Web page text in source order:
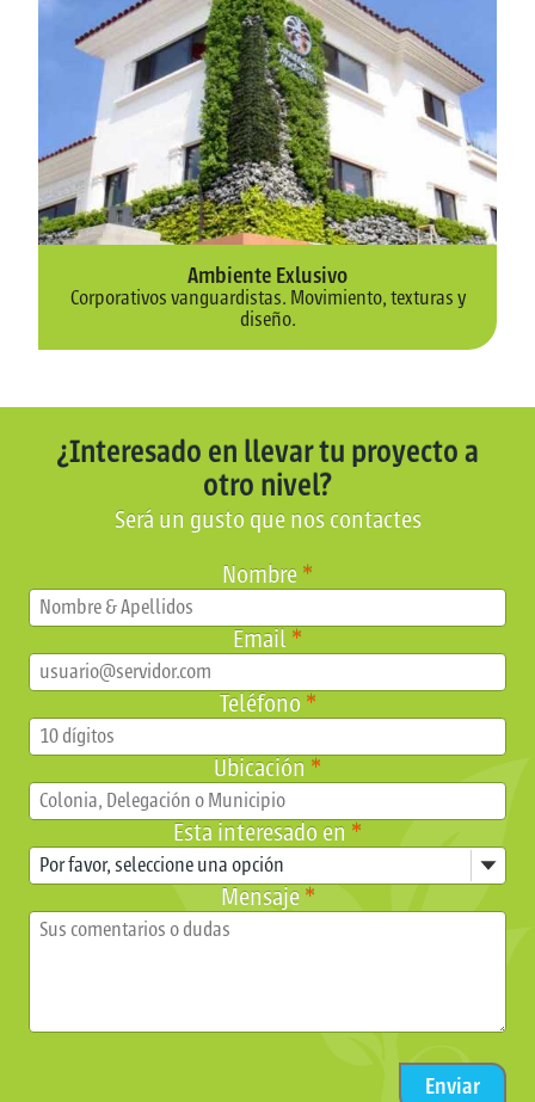
Ambiente Exlusivo
Corporativos vanguardistas. Movimiento, texturas y
diseño.
¿Interesado en llevar tu proyecto a
otro nivel?
Será un gusto que nos contactes
Nombre*
Email*
Teléfono *
Ubicación *
Esta interesado en *
Mensaje*